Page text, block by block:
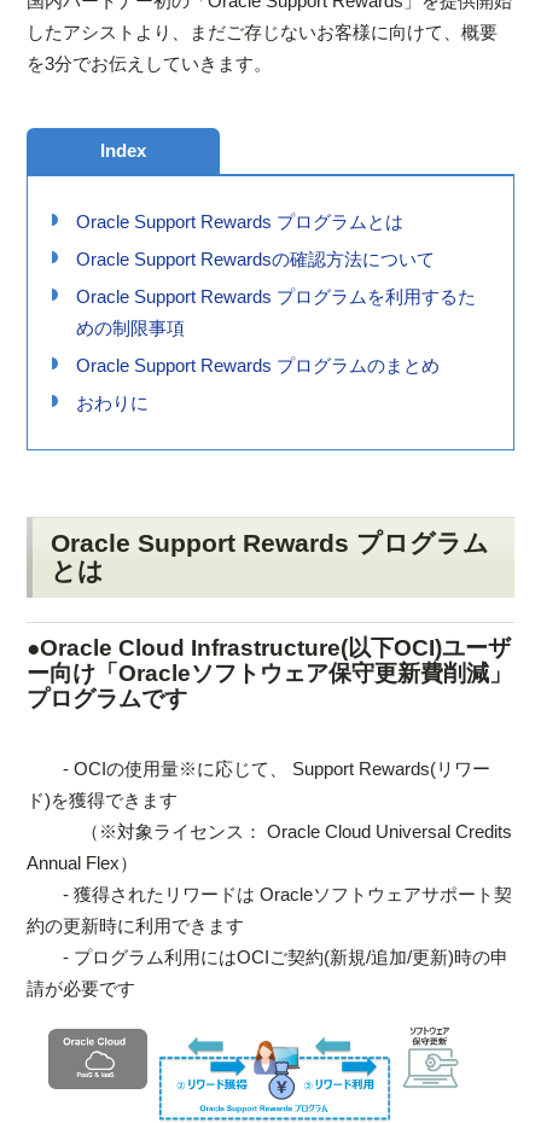
したアシストより、まだご存じないお客様に向けて、概要
を3分でお伝えしていきます。
Index
Oracle Support Rewards プログラムとは
Oracle Support Rewardsの確認方法について
Oracle Support Rewards プログラムを利用するた
めの制限事項
Oracle Support Rewards プログラムのまとめ
おわりに
Oracle Support Rewards プログラム
とは
●Oracle Cloud Infrastructure(以下OCI)ユーザ
ー向け「Oracleソフトウェア保守更新費削減」
プログラムです
- OCIの使用量※に応じて、 Support Rewards(リワー
ド)を獲得できます
（※対象ライセンス： Oracle Cloud Universal Credits
Annual Flex）
- 獲得されたリワードは Oracleソフトウェアサポート契
約の更新時に利用できます
- プログラム利用にはOCIご契約(新規/追加/更新)時の申
請が必要です